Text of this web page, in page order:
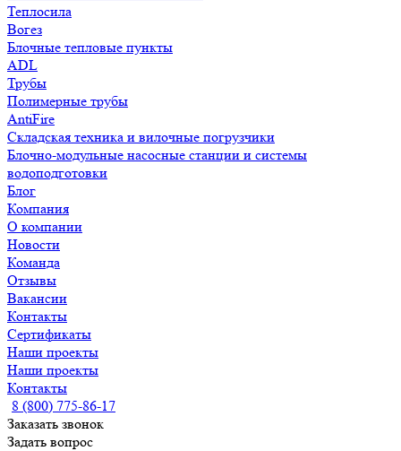
Теплосила
Вогез
Блочные тепловые пункты
ADL
Трубы
Полимерные трубы
AntiFire
Складская техника и вилочные погрузчики
Блочно-модульные насосные станции и системы
водоподготовки
Блог
Компания
О компании
Новости
Команда
Отзывы
Вакансии
Контакты
Сертификаты
Наши проекты
Наши проекты
Контакты
8 (800) 775-86-17
Заказать звонок
Задать вопрос